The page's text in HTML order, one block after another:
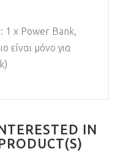
1 x Power Bank,
είναι μόνο για
IN